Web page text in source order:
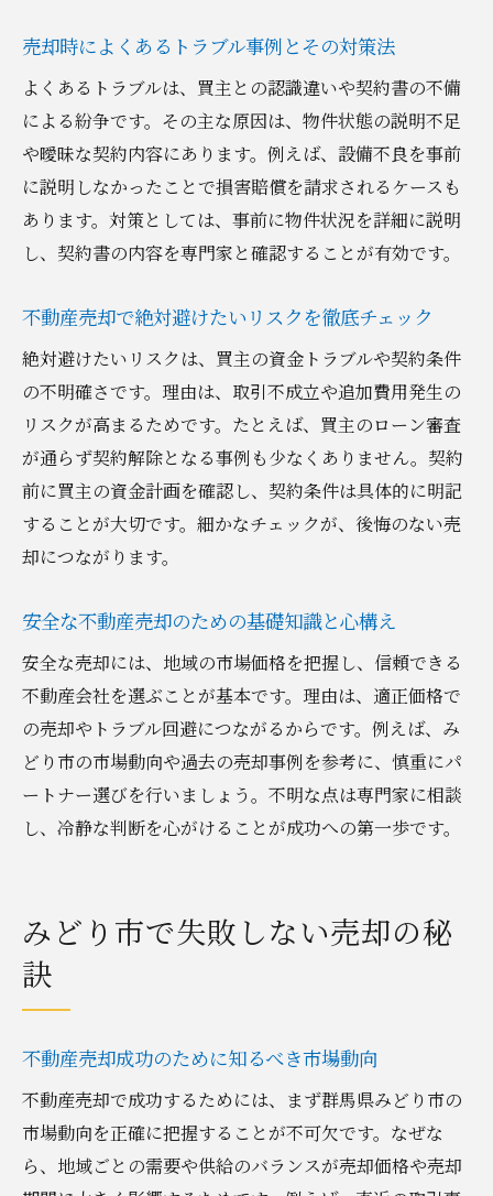
売却準備段階で注意したい落とし穴とは
売却時に気をつけたい重要ポイント
不動産売却時の契約内容確認の重要性とは
トラブル防止のための売却時注意ポイント
売却価格交渉で失敗しないためのコツ
不動産売却における引き渡しまでの流れ
売却後の手続きと税務対応も忘れずに
安心して進めるための売却手順解説
不動産売却の安全な手順をわかりやすく解
説
売却活動と手続きを効率的に進めるポイン
ト
売却に必要な各種手続きと注意点まとめ
売却スケジュール管理で失敗を防ぐコツ
不動産売却の流れを事前に把握し安心取引
トラブル回避へ必要な注意事項まとめ
不動産売却で起こりやすいトラブル事例集
契約や引き渡し時の注意点を徹底解説
売却に伴う税金や費用トラブルの予防策
第三者トラブルを回避するための対応法
適正価格で売却するための市場分析法
不動産売却の成功例と失敗例から学ぶ
安心して取引を進めるためのポイント
売却後の手続きや税務申告の流れを解説
売却時によくあるトラブル事例とその対策法
よくあるトラブルは、買主との認識違いや契約書の不備
による紛争です。その主な原因は、物件状態の説明不足
や曖昧な契約内容にあります。例えば、設備不良を事前
に説明しなかったことで損害賠償を請求されるケースも
あります。対策としては、事前に物件状況を詳細に説明
し、契約書の内容を専門家と確認することが有効です。
不動産売却で絶対避けたいリスクを徹底チェック
絶対避けたいリスクは、買主の資金トラブルや契約条件
の不明確さです。理由は、取引不成立や追加費用発生の
リスクが高まるためです。たとえば、買主のローン審査
が通らず契約解除となる事例も少なくありません。契約
前に買主の資金計画を確認し、契約条件は具体的に明記
することが大切です。細かなチェックが、後悔のない売
却につながります。
安全な不動産売却のための基礎知識と心構え
安全な売却には、地域の市場価格を把握し、信頼できる
不動産会社を選ぶことが基本です。理由は、適正価格で
の売却やトラブル回避につながるからです。例えば、み
どり市の市場動向や過去の売却事例を参考に、慎重にパ
ートナー選びを行いましょう。不明な点は専門家に相談
し、冷静な判断を心がけることが成功への第一歩です。
みどり市で失敗しない売却の秘
訣
不動産売却成功のために知るべき市場動向
不動産売却で成功するためには、まず群馬県みどり市の
市場動向を正確に把握することが不可欠です。なぜな
ら、地域ごとの需要や供給のバランスが売却価格や売却